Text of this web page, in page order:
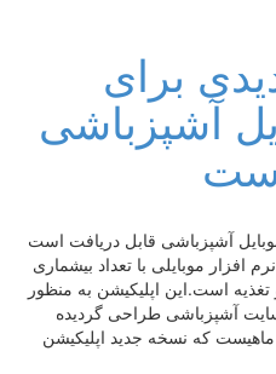
برای
آشپزباشی
آشپزباشی قابل دریافت است
افزار موبایلی با تعداد بیشماری
است.این اپلیکیشن به منظور
آشپزباشی طراحی گردیده
که نسخه جدید اپلیکیشن